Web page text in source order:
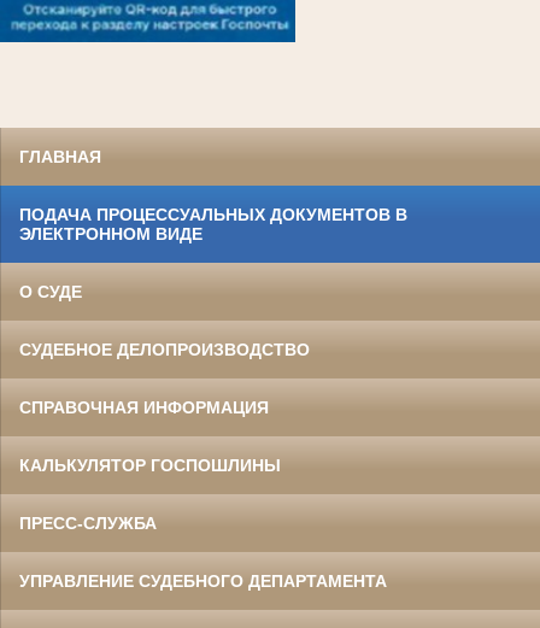
ГЛАВНАЯ
ПОДАЧА ПРОЦЕССУАЛЬНЫХ ДОКУМЕНТОВ В
ЭЛЕКТРОННОМ ВИДЕ
О СУДЕ
СУДЕБНОЕ ДЕЛОПРОИЗВОДСТВО
СПРАВОЧНАЯ ИНФОРМАЦИЯ
КАЛЬКУЛЯТОР ГОСПОШЛИНЫ
ПРЕСС-СЛУЖБА
УПРАВЛЕНИЕ СУДЕБНОГО ДЕПАРТАМЕНТА